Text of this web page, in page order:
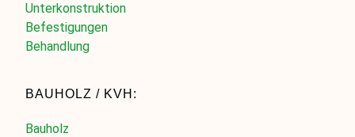
Unterkonstruktion
Befestigungen
Behandlung
BAUHOLZ / KVH:
Bauholz